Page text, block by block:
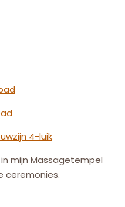
zijn 4-luik
mijn Massagetempel
ceremonies.